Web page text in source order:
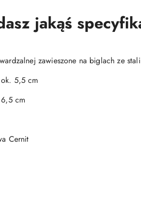
jakąś
zawieszone na biglach ze
5,5 cm
6,5 cm
Cernit